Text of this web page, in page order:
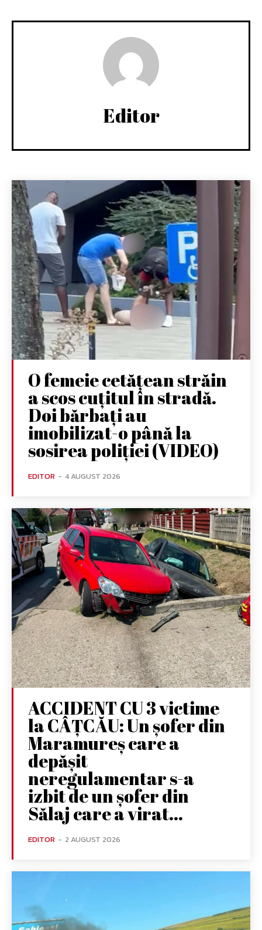
Editor
O femeie cetățean străin
a scos cuțitul în stradă.
Doi bărbați au
imobilizat-o până la
sosirea poliției (VIDEO)
EDITOR - 4 AUGUST 2026
ACCIDENT CU 3 victime
la CÂȚCĂU: Un șofer din
Maramureș care a
depășit
neregulamentar s-a
izbit de un șofer din
Sălaj care a virat...
EDITOR - 2 AUGUST 2026